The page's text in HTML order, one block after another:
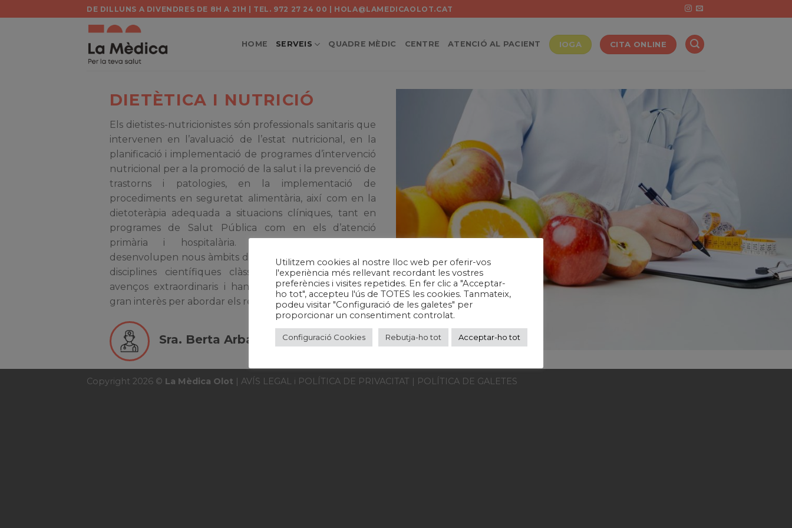
to
DE DILLUNS A DIVENDRES DE 8H A 21H | TEL. 972 27 24 00 | HOLA@LAMEDICAOLOT.CAT
HOME SERVEIS QUADRE MÈDIC CENTRE ATENCIÓ AL PACIENT IOGA CITA ONLINE
DIETÈTICA I NUTRICIÓ
Els dietistes-nutricionistes són professionals sanitaris que
intervenen en l’avaluació de l’estat nutricional, en la
planificació i implementació de programes d’intervenció
nutricional per a la promoció de la salut i la prevenció de
trastorns i patologies, en la implementació de
procediments en seguretat alimentària, així com en la
dietoteràpia adequada a situacions clíniques, tant en
programes de Salut Pública com en els d’atenció
primària i hospitalària. Actualment, però, es
desenvolupen nous àmbits de la professió. Les diferents
disciplines científiques clàssiques han experimentat
avenços extraordinaris i han aportat coneixement de
gran interès per abordar els reptes de l’alimentació.
Sra. Berta Arbat
Copyright 2026 © La Mèdica Olot | AVÍS LEGAL i POLÍTICA DE PRIVACITAT | POLÍTICA DE GALETES
Utilitzem cookies al nostre lloc web per oferir-vos
l'experiència més rellevant recordant les vostres
preferències i visites repetides. En fer clic a "Acceptar-
ho tot", accepteu l'ús de TOTES les cookies. Tanmateix,
podeu visitar "Configuració de les galetes" per
proporcionar un consentiment controlat.
Configuració Cookies Rebutja-ho tot Acceptar-ho tot